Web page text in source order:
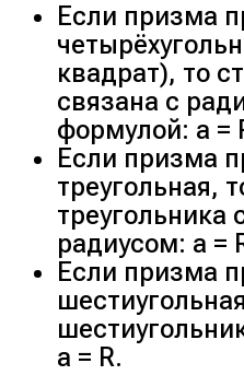
Если призма
квадрат), то
связана с
формулой: a =
Если призма
треугольная,
треугольника
радиусом: a =
Если призма
a = R.